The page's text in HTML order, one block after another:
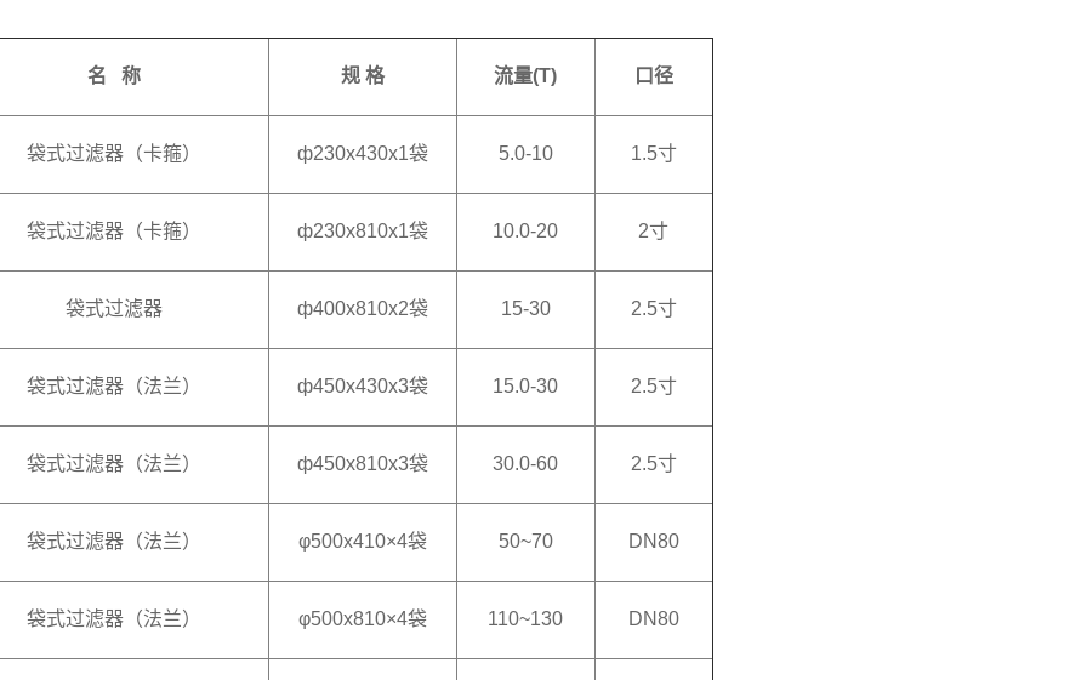
名 称 规 格 流量(T) 口径
袋式过滤器（卡箍） ф230x430x1袋 5.0-10 1.5寸
袋式过滤器（卡箍） ф230x810x1袋 10.0-20 2寸
袋式过滤器 ф400x810x2袋 15-30 2.5寸
袋式过滤器（法兰） ф450x430x3袋 15.0-30 2.5寸
袋式过滤器（法兰） ф450x810x3袋 30.0-60 2.5寸
袋式过滤器（法兰） φ500x410×4袋 50~70 DN80
袋式过滤器（法兰） φ500x810×4袋 110~130 DN80